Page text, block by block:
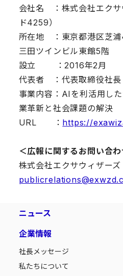
会社名 ：株式会社エクサ
ド4259）
所在地 ：東京都港区芝
三田ツインビル東館5階
設立 ：2016年2月
代表者 ：代表取締役社
事業内容：AIを利活用し
業革新と社会課題の解決
URL ： https://
＜広報に関するお問い合わ
株式会社エクサウィザー
ニュース
企業情報
社長メッセージ
私たちについて